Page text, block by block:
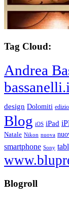
Tag Cloud:
Andrea
design Dolomiti
Blog iOS iPad
Natale Nikon nuova
smartphone Sony
Blogroll